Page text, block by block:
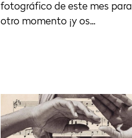
fotográfico de este mes para
otro momento ¡y os...